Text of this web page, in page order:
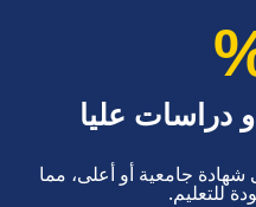
دراسات عليا
شهادة جامعية أو أعلى، مما
للتعليم.